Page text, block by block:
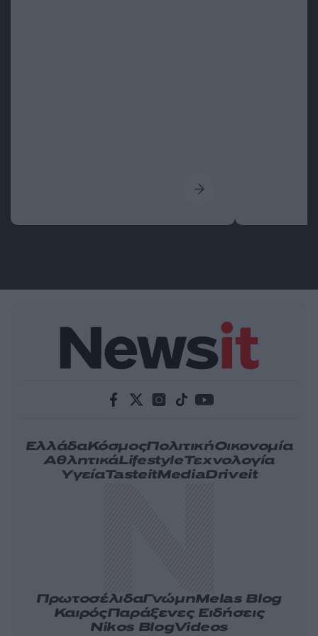
ΕλλάδαΚόσμοςΠολιτικήΟικονομία
ΑθλητικάLifestyleΤεχνολογία
ΥγείαTasteitMediaDriveit
ΠρωτοσέλιδαΓνώμηMelas Blog
ΚαιρόςΠαράξενες Ειδήσεις
Nikos BlogVideos